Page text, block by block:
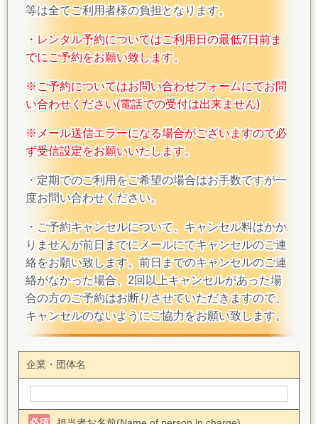
等は全てご利用者様の負担となります。
・レンタル予約についてはご利用日の最低7日前ま
でにご予約をお願い致します。
※ご予約についてはお問い合わせフォームにてお問
い合わせください(電話での受付は出来ません)
※メール送信エラーになる場合がございますので必
ず受信設定をお願いいたします。
・定期でのご利用をご希望の場合はお手数ですが一
度お問い合わせください。
・ご予約キャンセルについて、キャンセル料はかか
りませんが前日までにメールにてキャンセルのご連
絡をお願い致します。前日までのキャンセルのご連
絡がなかった場合、2回以上キャンセルがあった場
合の方のご予約はお断りさせていただきますので、
キャンセルのないようにご協力をお願い致します。
企業・団体名